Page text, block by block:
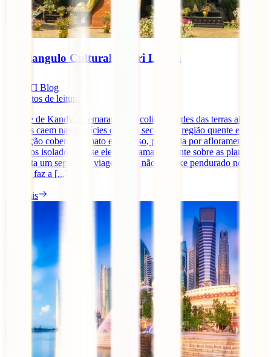
O Triangulo Cultural do Sri Lanka
IATI Blog
minutos de leitura
A norte de Kandy, as emaranhadas colinas verdes das terras altas
centrais caem nas planícies da zona seca, uma região quente e sem
vegetação coberta de mato espinhoso, pontuada por afloramentos
rochosos isolados que se elevam dramaticamente sobre as planícies.
Contrata um seguro de viagens que não te deixe pendurado no Sri
Lanka, faz a [...]
Ler mais